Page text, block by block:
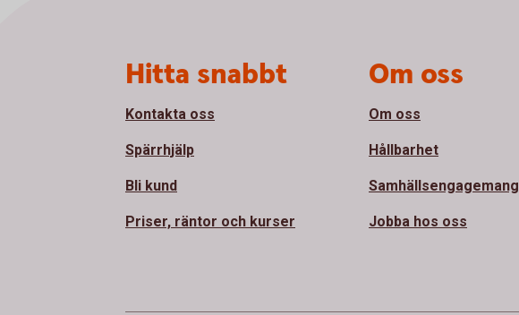
Hitta snabbt
Kontakta oss
Spärrhjälp
Bli kund
Priser, räntor och kurser
Om oss
Om oss
Hållbarhet
Samhällsengagemang
Jobba hos oss